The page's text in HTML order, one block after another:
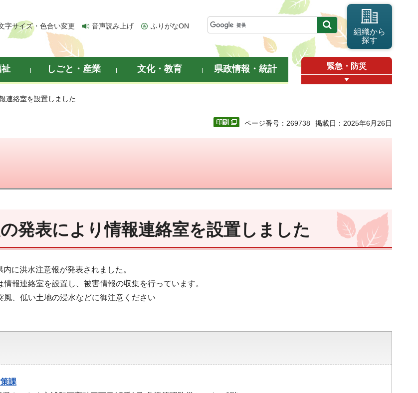
字サイズ・色合い変更 音声読み上げ ふりがなON
組織から
探す
しごと・産業 文化・教育 県政情報・統計 緊急・防災
連絡室を設置しました
ページ番号：269738 掲載日：2025年6月26日
発表により情報連絡室を設置しました
に洪水注意報が発表されました。
報連絡室を設置し、被害情報の収集を行っています。
風、低い土地の浸水などに御注意ください
課